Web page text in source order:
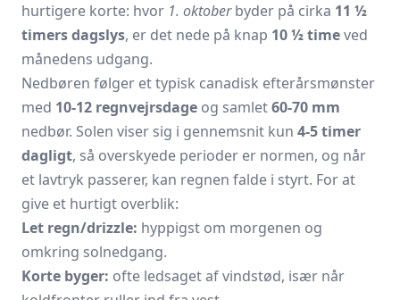
hurtigere korte: hvor 1. oktoberbyder på cirka 11 ½
timers dagslys, er det nede på knap 10 ½ timeved
månedens udgang.
Nedbøren følger et typisk canadisk efterårsmønster
med 10-12 regnvejrsdage og samlet60-70 mm
nedbør. Solen viser sig i gennemsnit kun 4-5 timer
dagligt, så overskyede perioder er normen, og når
et lavtryk passerer, kan regnen falde i styrt. For at
give et hurtigt overblik:
Let regn/drizzle: hyppigst om morgenen og
omkring solnedgang.
Korte byger: ofte ledsaget af vindstød, især når